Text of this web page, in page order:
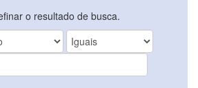
o resultado de busca.